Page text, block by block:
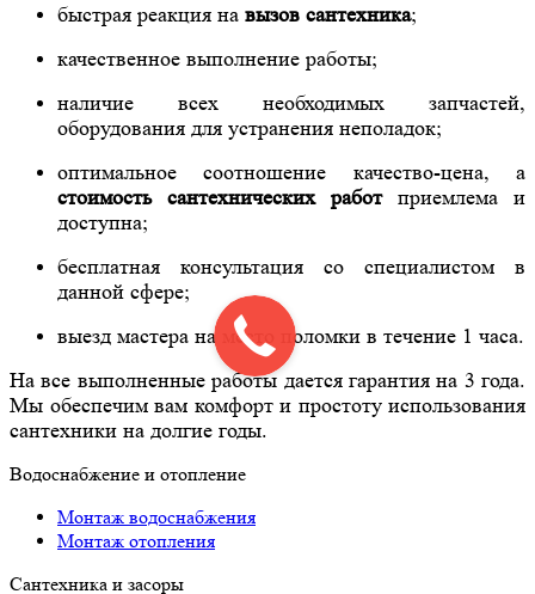
быстрая реакция на вызов сантехника;
качественное выполнение работы;
наличие всех необходимых запчастей,
оборудования для устранения неполадок;
оптимальное соотношение качество-цена, а
стоимость сантехнических работприемлема и
доступна;
бесплатная консультация со специалистом в
данной сфере;
выезд мастера на место поломки в течение 1 часа.
На все выполненные работы дается гарантия на 3 года.
Мы обеспечим вам комфорт и простоту использования
сантехники на долгие годы.
Водоснабжение и отопление
Монтаж водоснабжения
Монтаж отопления
Сантехника и засоры